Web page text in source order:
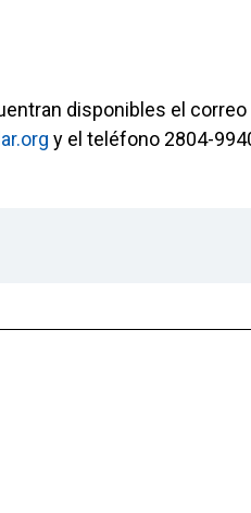
disponibles el correo
y el teléfono 2804-